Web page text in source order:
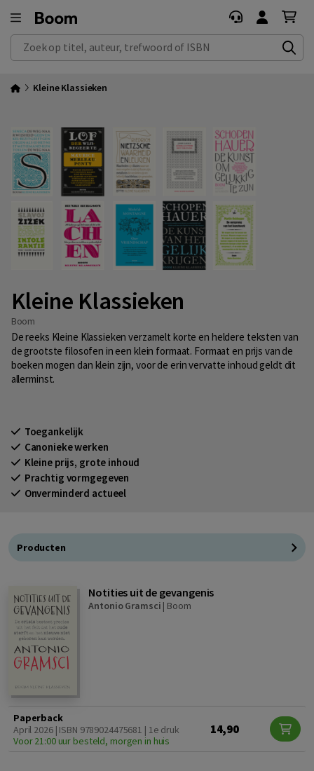
Zoek op titel, auteur, trefwoord of ISBN
Kleine Klassieken
Kleine Klassieken
Boom
De reeks Kleine Klassieken verzamelt korte en heldere teksten van
de grootste filosofen in een klein formaat. Formaat en prijs van de
boeken mogen dan klein zijn, voor de erin vervatte inhoud geldt dit
allerminst.
Toegankelijk
Canonieke werken
Kleine prijs, grote inhoud
Prachtig vormgegeven
Onverminderd actueel
Producten
Notities uit de gevangenis
Antonio Gramsci | Boom
Paperback
April 2026 | ISBN 9789024475681 | 1e druk
Voor 21:00 uur besteld, morgen in huis
14,90